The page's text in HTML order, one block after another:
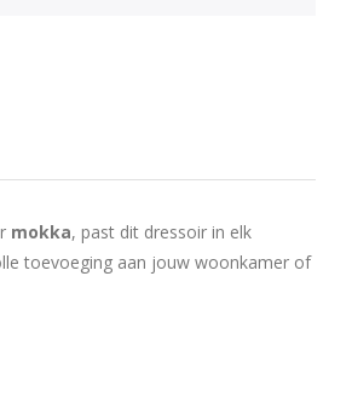
mokka, past dit dressoir in elk
toevoeging aan jouw woonkamer of